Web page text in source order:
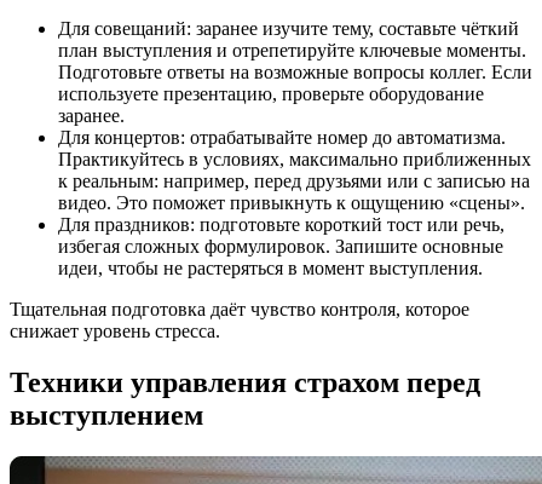
Для совещаний: заранее изучите тему, составьте чёткий
план выступления и отрепетируйте ключевые моменты.
Подготовьте ответы на возможные вопросы коллег. Если
используете презентацию, проверьте оборудование
заранее.
Для концертов: отрабатывайте номер до автоматизма.
Практикуйтесь в условиях, максимально приближенных
к реальным: например, перед друзьями или с записью на
видео. Это поможет привыкнуть к ощущению «сцены».
Для праздников: подготовьте короткий тост или речь,
избегая сложных формулировок. Запишите основные
идеи, чтобы не растеряться в момент выступления.
Тщательная подготовка даёт чувство контроля, которое
снижает уровень стресса.
Техники управления страхом перед
выступлением